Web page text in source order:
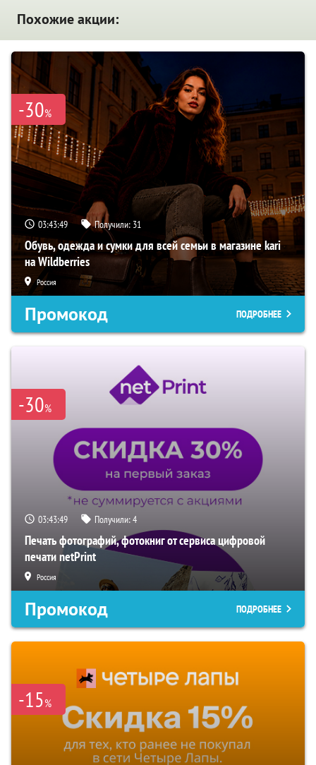
Похожие акции:
-30%
03:43:48 Получили: 31
Обувь, одежда и сумки для всей семьи в магазине kari
на Wildberries
Россия
Промокод ПОДРОБНЕЕ
-30%
03:43:48 Получили:4
Печать фотографий, фотокниг от сервиса цифровой
печати netPrint
Россия
Промокод ПОДРОБНЕЕ
-15%